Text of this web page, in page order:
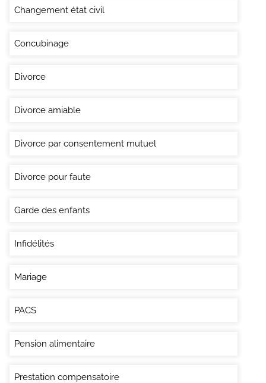
Changement état civil
Concubinage
Divorce
Divorce amiable
Divorce par consentement mutuel
Divorce pour faute
Garde des enfants
Infidélités
Mariage
PACS
Pension alimentaire
Prestation compensatoire